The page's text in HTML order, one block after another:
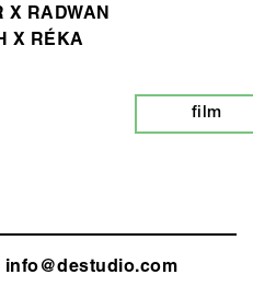
X RADWAN
X RÉKA
film
info@destudio.com